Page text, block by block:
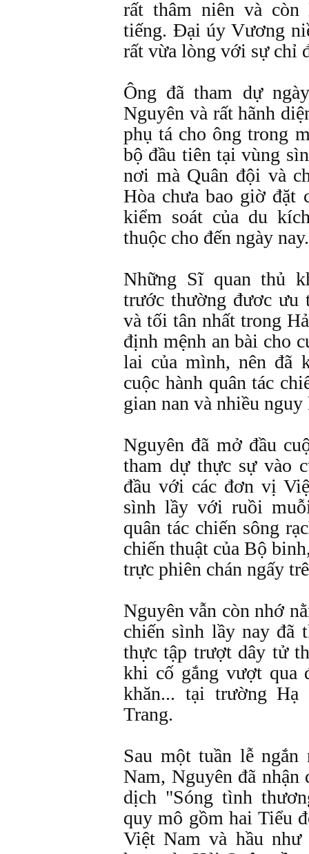
rất thâm niên và
tiếng. Ðại úy Vương
rất vừa lòng với sự chỉ
Ông đã tham dự
Nguyên và rất hãnh
phụ tá cho ông trong
bộ đầu tiên tại vùng
nơi mà Quân đội và
Hòa chưa bao giờ đặt
kiểm soát của du
thuộc cho đến ngày nay.
Những Sĩ quan thủ
trước thường đươc ưu
và tối tân nhất trong
định mệnh an bài cho
lai của mình, nên đã
cuộc hành quân tác
gian nan và nhiều nguy
Nguyên đã mở đầu
tham dự thực sự vào
đầu với các đơn vị
sình lầy với ruồi
quân tác chiến sông
chiến thuật của Bộ
trực phiên chán ngấy
Nguyên vẫn còn nhớ
chiến sình lầy nay đã
thực tập trượt dây tử
khi cố gắng vượt qua
khăn... tại trường
Trang.
Sau một tuần lễ
Nam, Nguyên đã
dịch "Sóng tình
quy mô gồm hai Tiểu
Việt Nam và hầu như